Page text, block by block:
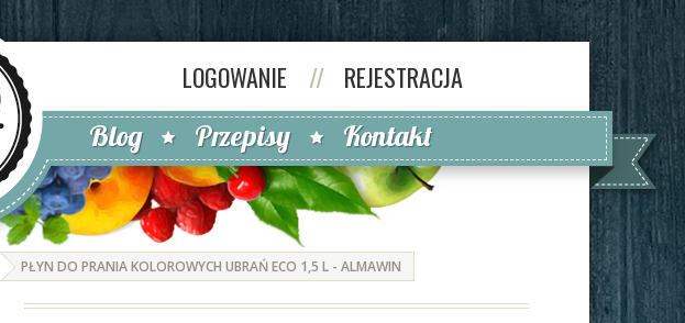
LOGOWANIE // REJESTRACJA
Blog Przepisy Kontakt
PŁYN DO PRANIA KOLOROWYCH UBRAŃ ECO 1,5 L - ALMAWIN